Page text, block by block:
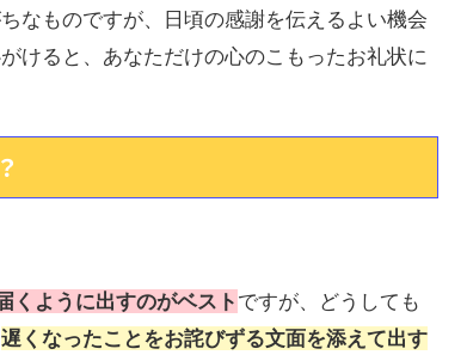
なものですが、日頃の感謝を伝えるよい機会
けると、あなただけの心のこもったお礼状に
くように出すのがベストですが、どうしても
遅くなったことをお詫びずる文面を添えて出す